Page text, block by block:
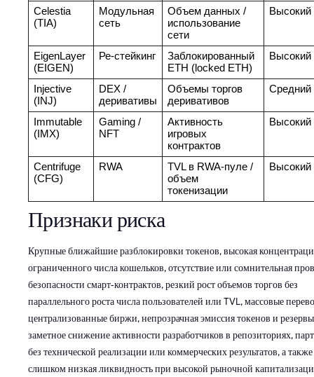
Celestia
(TIA)
Модульная
сеть
Объем данных /
использование
сети
Высокий
EigenLayer
(EIGEN)
Ре‑стейкинг
Заблокированный
ETH (locked ETH)
Высокий
Injective
(INJ)
DEX /
деривативы
Объемы торгов
деривативов
Средний
Immutable
(IMX)
Gaming /
NFT
Активность
игровых
контрактов
Высокий
Centrifuge
(CFG)
RWA
TVL в RWA‑пуле /
объем
токенизации
Высокий
Признаки риска
Крупные ближайшие разблокировки токенов, высокая
ограниченного числа кошельков, отсутствие или сомнительная
безопасности смарт‑контрактов, резкий рост объемов торгов без
параллельного роста числа пользователей или TVL, массовые
централизованные биржи, непрозрачная эмиссия токенов и
заметное снижение активности разработчиков в репозиториях,
без технической реализации или коммерческих результатов, а также
слишком низкая ликвидность при высокой рыночной